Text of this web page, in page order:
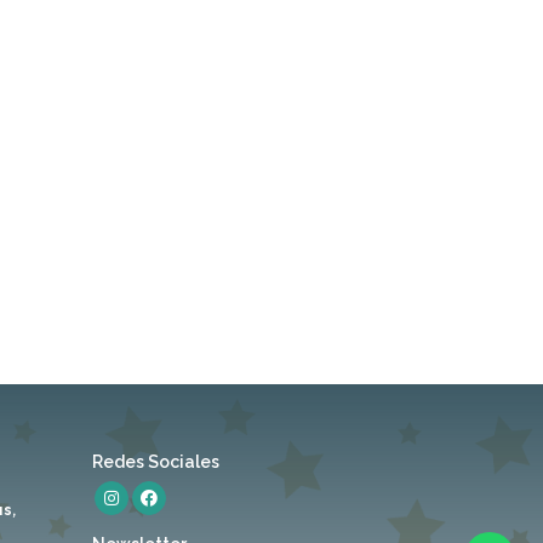
Redes Sociales